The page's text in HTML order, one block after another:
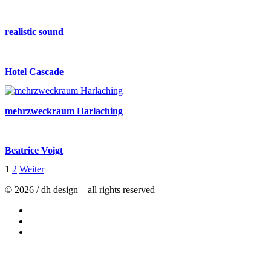
realistic sound
Hotel Cascade
mehrzweckraum Harlaching
Beatrice Voigt
1 2 Weiter
© 2026 / dh design – all rights reserved